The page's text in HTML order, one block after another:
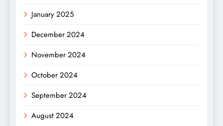
January 2025
December 2024
November 2024
October 2024
September 2024
August 2024